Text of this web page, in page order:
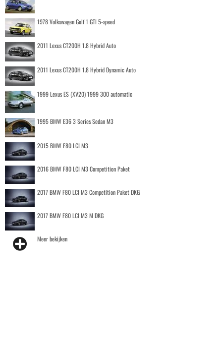
1978 Volkswagen Golf 1 GTI 5-speed
2011 Lexus CT200H 1.8 Hybrid Auto
2011 Lexus CT200H 1.8 Hybrid Dynamic Auto
1999 Lexus ES (XV20) 1999 300 automatic
1995 BMW E36 3 Series Sedan M3
2015 BMW F80 LCI M3
2016 BMW F80 LCI M3 Competition Paket
2017 BMW F80 LCI M3 Competition Paket DKG
2017 BMW F80 LCI M3 M DKG
Meer bekijken